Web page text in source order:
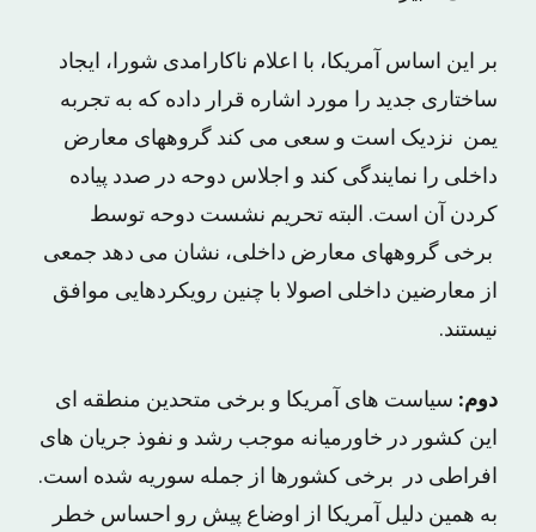
بر این اساس آمریکا، با اعلام ناکارامدی شورا، ایجاد
ساختاری جدید را مورد اشاره قرار داده که به تجربه
یمن نزدیک است و سعی می کند گروههای معارض
داخلی را نمایندگی کند و اجلاس دوحه در صدد پیاده
کردن آن است. البته تحریم نشست دوحه توسط
برخی گروههای معارض داخلی، نشان می دهد جمعی
از معارضین داخلی اصولا با چنین رویکردهایی موافق
نیستند.
دوم: سیاست های آمریکا و برخی متحدین منطقه ای
این کشور در خاورمیانه موجب رشد و نفوذ جریان های
افراطی در برخی کشورها از جمله سوریه شده است.
به همین دلیل آمریکا از اوضاع پیش رو احساس خطر